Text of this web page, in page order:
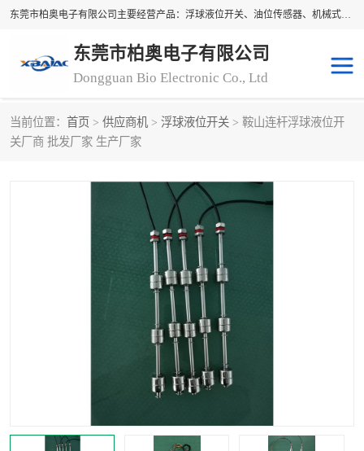
东莞市柏奥电子有限公司主要经营产品：浮球液位开关、油位传感器、机械式油表、浮球液位计、水位控制浮球阀、料位开关，水流开关、油水位控制配套仪表等。柏奥电子，您可信赖的合作伙伴
东莞市柏奥电子有限公司
Dongguan Bio Electronic Co., Ltd
当前位置： 首页 > 供应商机 > 浮球液位开关 > 鞍山连杆浮球液位开
关厂商 批发厂家 生产厂家
浮球液位开关
机械式油表 水流开关
油位表
浮球阀
转速表